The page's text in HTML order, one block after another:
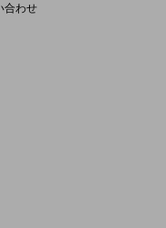
合わせ